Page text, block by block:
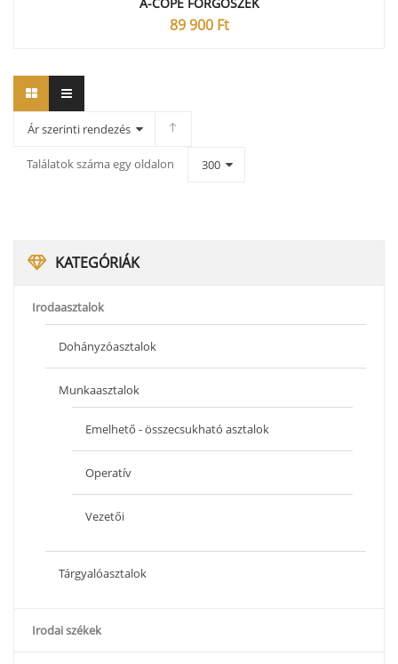
KATEGÓRIÁK
Irodaasztalok
Dohányzóasztalok
Munkaasztalok
Emelhető - összecsukható asztalok
Operatív
Vezetői
Tárgyalóasztalok
Irodai székek
89 900 Ft
Ár szerinti rendezés
Találatok száma egy oldalon 300